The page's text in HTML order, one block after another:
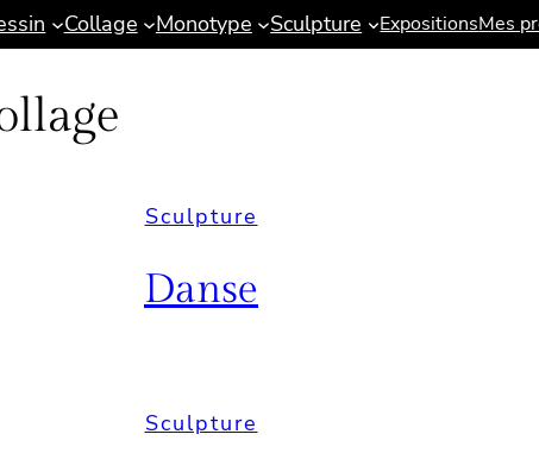
Collage Monotype Sculpture ExpositionsMes
Sculpture
Danse
Sculpture